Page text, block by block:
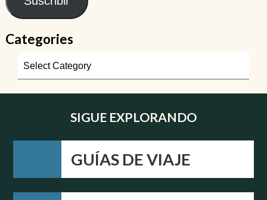
Categories
SIGUE EXPLORANDO
GUÍAS DE VIAJE